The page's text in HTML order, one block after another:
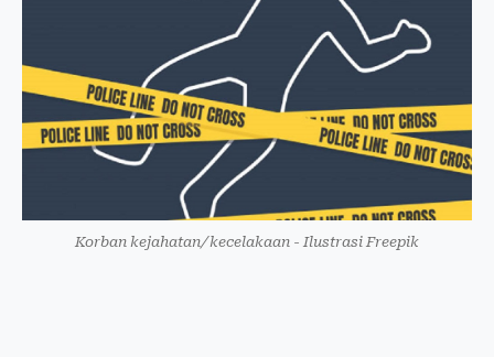
Korban kejahatan/kecelakaan - Ilustrasi Freepik